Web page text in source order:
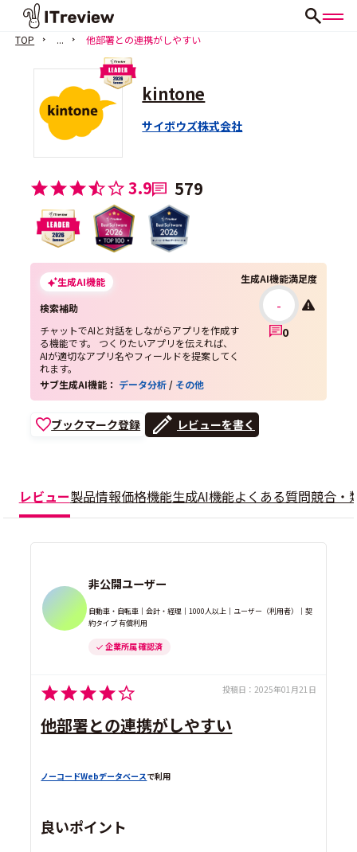
TOP ... 他部署との連携がしやすい
kintone
サイボウズ株式会社
3.9 579
生成AI機能
検索補助
チャットでAIと対話をしながらアプリを作成す
る機能です。 つくりたいアプリを伝えれば、
AIが適切なアプリ名やフィールドを提案してく
れます。
生成AI機能満足度
-
0
サブ生成AI機能： データ分析 / その他
ブックマーク登録 レビューを書く
レビュー製品情報価格機能生成AI機能よくある質問競合・
非公開ユーザー
自動車・自転車｜会計・経理｜1000人以上｜ユーザー（利用者）｜契
約タイプ 有償利用
企業所属 確認済
投稿日： 2025年01月21日
他部署との連携がしやすい
ノーコードWebデータベースで利用
良いポイント